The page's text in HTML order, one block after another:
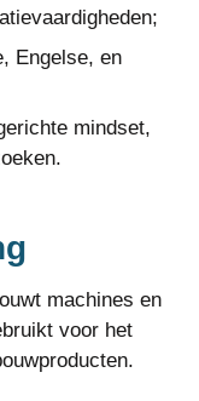
Engelse, en
mindset,
machines en
voor het